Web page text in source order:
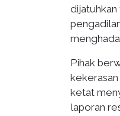
Pihak
ketat
laporan